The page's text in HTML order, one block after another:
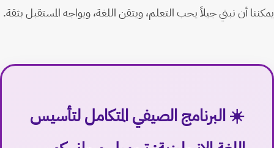
يمكننا أن نبني جيلاً يحب التعلم، ويتقن اللغة، ويواجه المستقبل بثقة.
☀️ البرنامج الصيفي المتكامل لتأسيس